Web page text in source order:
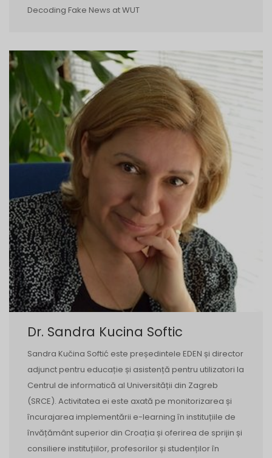
Decoding Fake News at WUT
Dr. Sandra Kucina Softic
Sandra Kučina Softić este președintele EDEN și director
adjunct pentru educație și asistență pentru utilizatori la
Centrul de informatică al Universității din Zagreb
(SRCE). Activitatea ei este axată pe monitorizarea și
încurajarea implementării e-learning în instituțiile de
învățământ superior din Croația și oferirea de sprijin și
consiliere instituțiilor, profesorilor și studenților în